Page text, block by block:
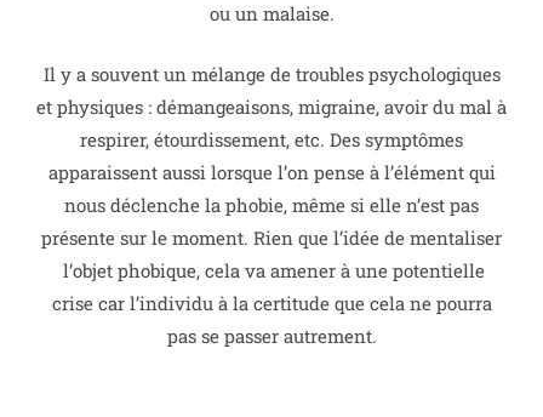
ou un malaise.
Il y a souvent un mélange de troubles psychologiques
et physiques : démangeaisons, migraine, avoir du mal à
respirer, étourdissement, etc. Des symptômes
apparaissent aussi lorsque l’on pense à l’élément qui
nous déclenche la phobie, même si elle n’est pas
présente sur le moment. Rien que l’idée de mentaliser
l’objet phobique, cela va amener à une potentielle
crise car l’individu à la certitude que cela ne pourra
pas se passer autrement.